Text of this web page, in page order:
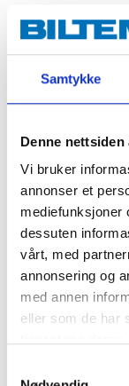
Samtykke
Denne
Vi bruker
annonser et
mediefunksjoner
dessuten
vårt, med
annonsering og
med annen
eller som de har
Pay &
Other